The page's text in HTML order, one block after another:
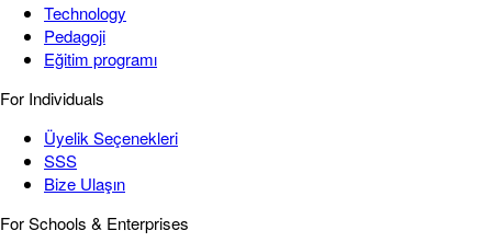
Technology
Pedagoji
Eğitim programı
For Individuals
Üyelik Seçenekleri
SSS
Bize Ulaşın
For Schools & Enterprises